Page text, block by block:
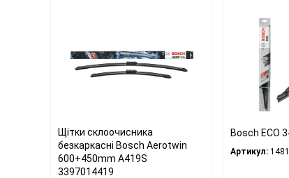
Щітки склоочисника
безкаркасні Bosch Aerotwin
600+450mm A419S
3397014419
Bosch ECO
Артикул: